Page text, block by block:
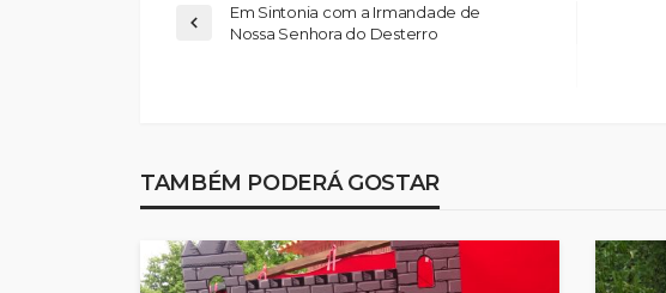
Em Sintonia com a Irmandade de
Nossa Senhora do Desterro
TAMBÉM PODERÁ GOSTARBeeceler na primeira etapa
Rádio Sintonia 3 dias atrás